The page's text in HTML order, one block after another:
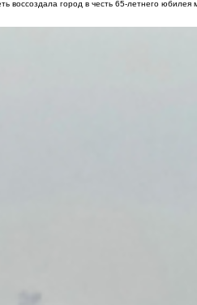
воссоздала город в честь 65-летнего юбилея